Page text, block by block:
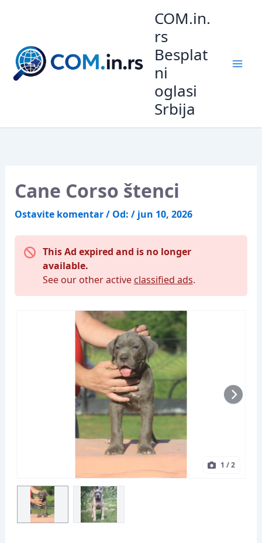
COM.in.
rs
Besplat
ni
oglasi
Srbija
Cane Corso štenci
Ostavite komentar/ Od: / jun 10, 2026
This Ad expired and is no longer
available.
See our other active classified ads.
1 / 2